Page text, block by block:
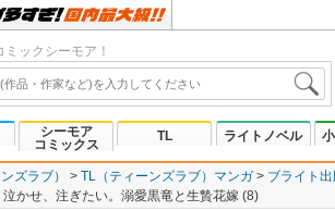
ックシーモア！
シーモア
コミックス
TL ライトノベル
ズラブ） TL（ティーンズラブ）マンガ ブライト出
泣かせ、注ぎたい。溺愛黒竜と生贄花嫁 (8)